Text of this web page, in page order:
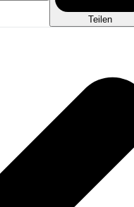
Teilen